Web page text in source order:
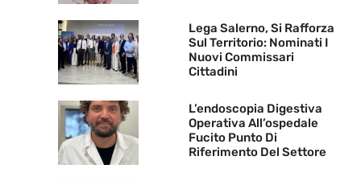
Lega Salerno, Si Rafforza
Sul Territorio: Nominati I
Nuovi Commissari
Cittadini
L’endoscopia Digestiva
Operativa All’ospedale
Fucito Punto Di
Riferimento Del Settore